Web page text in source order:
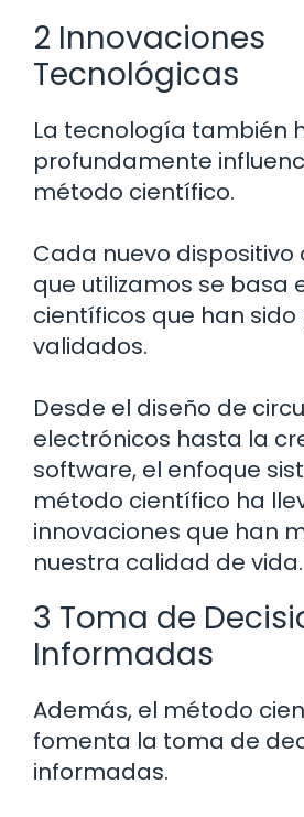
2 Innovaciones
Tecnológicas
La tecnología también
profundamente
método científico.
Cada nuevo dispositivo
que utilizamos se basa
científicos que han
validados.
Desde el diseño de
electrónicos hasta la
software, el enfoque
método científico ha
innovaciones que han
nuestra calidad de vida.
3 Toma de
Informadas
Además, el método
fomenta la toma de
informadas.